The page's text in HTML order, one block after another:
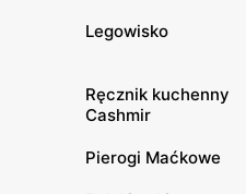
Legowisko
Ręcznik kuchenny
Cashmir
Pierogi Maćkowe